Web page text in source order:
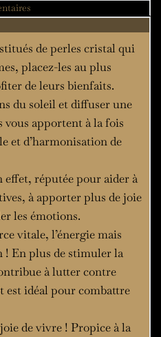
de perles cristal qui
placez-les au plus
de leurs bienfaits.
du soleil et diffuser une
vous apportent à la fois
et d’harmonisation de
effet, réputée pour aider à
à apporter plus de joie
les émotions.
vitale, l’énergie mais
! En plus de stimuler la
à lutter contre
est idéal pour combattre
de vivre ! Propice à la